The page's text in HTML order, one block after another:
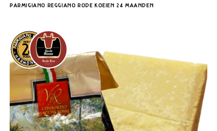
PARMIGIANO REGGIANO RODE KOEIEN 24 MAANDEN
NAAR